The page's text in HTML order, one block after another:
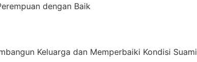
dengan Baik
Keluarga dan Memperbaiki Kondisi Suami